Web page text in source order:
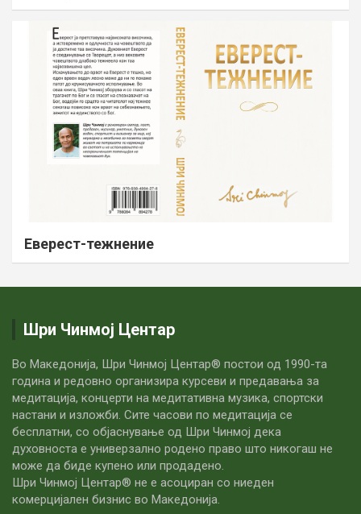
Еверест-тежнение
Шри Чинмој Центар
Во Македонија, Шри Чинмој Центар® постои од 1990-та
година и редовно организира курсеви и предавања за
медитација, концерти на медитативна музика, спортски
настани и изложби. Сите часови по медитацијa се
бесплатни, со објаснување од Шри Чинмој дека
духовноста е универзално родено право што никогаш не
може да биде купено или продадено.
Шри Чинмој Центар® не е асоциран со ниеден
комерцијален бизнис во Македонија.